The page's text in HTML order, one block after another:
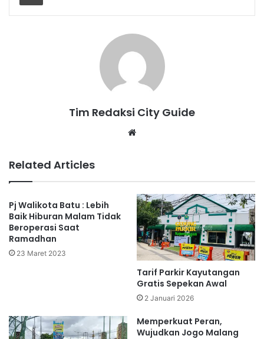
Tim Redaksi City Guide
Related Articles
Pj Walikota Batu : Lebih
Baik Hiburan Malam Tidak
Beroperasi Saat
Ramadhan
23 Maret 2023
Tarif Parkir Kayutangan
Gratis Sepekan Awal
2 Januari 2026
Memperkuat Peran,
Wujudkan Jogo Malang